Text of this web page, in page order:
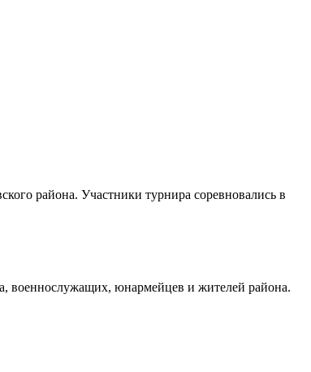
района. Участники турнира соревновались в
военнослужащих, юнармейцев и жителей района.